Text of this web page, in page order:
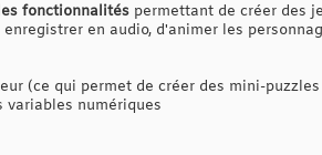
fonctionnalités permettant de créer des
en audio, d'animer les
(ce qui permet de créer des mini-puzzles
numériques